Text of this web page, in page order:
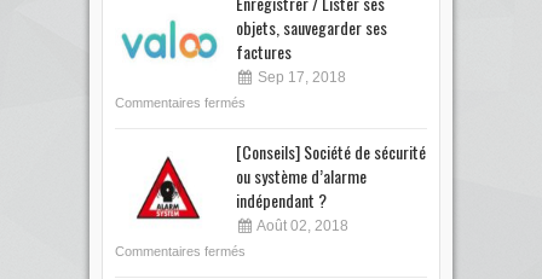
objets, sauvegarder ses
factures
Sep 17, 2018
Commentaires fermés
[Conseils] Société de sécurité
ou système d’alarme
indépendant ?
Août 02, 2018
Commentaires fermés